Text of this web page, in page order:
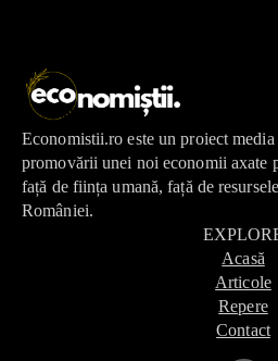
Economistii.ro este un proiect
promovării unei noi economii axate
față de ființa umană, față de
României.
Acasă
Articole
Repere
Contact